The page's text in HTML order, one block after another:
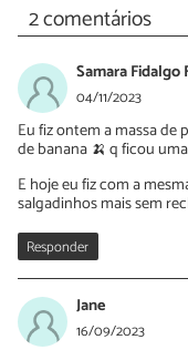
2 comentários
Samara Fidalgo
04/11/2023
Eu fiz ontem a massa de
de banana 🍌 q ficou
E hoje eu fiz com a
salgadinhos mais sem
Responder
Jane
16/09/2023